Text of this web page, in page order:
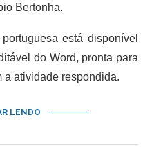
Bertonha.
está disponível
do Word, pronta para
a atividade respondida.
LENDO